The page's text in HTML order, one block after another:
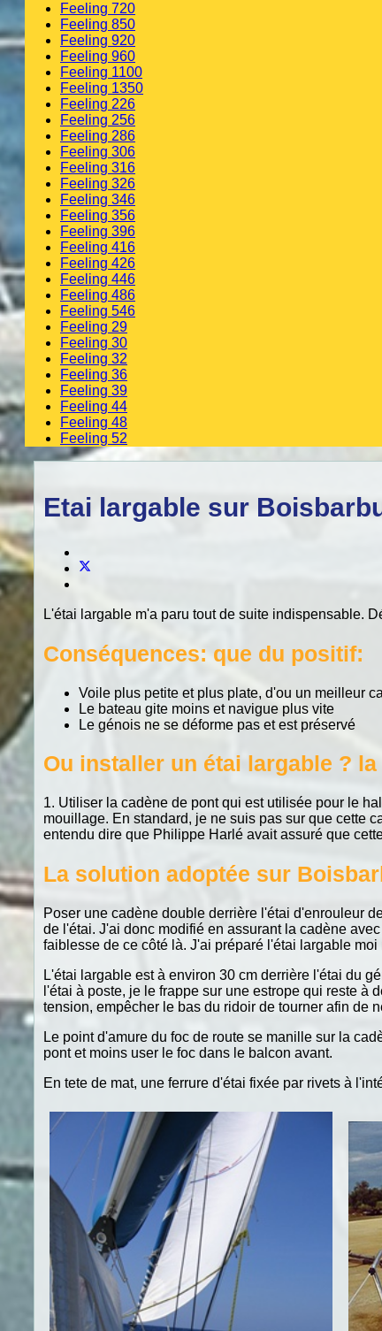
Feeling 720
Feeling 850
Feeling 920
Feeling 960
Feeling 1100
Feeling 1350
Feeling 226
Feeling 256
Feeling 286
Feeling 306
Feeling 316
Feeling 326
Feeling 346
Feeling 356
Feeling 396
Feeling 416
Feeling 426
Feeling 446
Feeling 486
Feeling 546
Feeling 29
Feeling 30
Feeling 32
Feeling 36
Feeling 39
Feeling 44
Feeling 48
Feeling 52
Etai largable sur
L'étai largable m'a paru tout de suite indispensable.
Conséquences: que du positif:
Voile plus petite et plus plate, d'ou un meilleur
Le bateau gite moins et navigue plus vite
Le génois ne se déforme pas et est préservé
Ou installer un étai largable ?
1. Utiliser la cadène de pont qui est utilisée pour le
mouillage. En standard, je ne suis pas sur que cette
entendu dire que Philippe Harlé avait assuré que
La solution adoptée sur
Poser une cadène double derrière l'étai d'enrouleur
de l'étai. J'ai donc modifié en assurant la cadène
faiblesse de ce côté là. J'ai préparé l'étai largable
L'étai largable est à environ 30 cm derrière l'étai du
l'étai à poste, je le frappe sur une estrope qui reste à
tension, empêcher le bas du ridoir de tourner afin de
Le point d'amure du foc de route se manille sur la
pont et moins user le foc dans le balcon avant.
En tete de mat, une ferrure d'étai fixée par rivets à